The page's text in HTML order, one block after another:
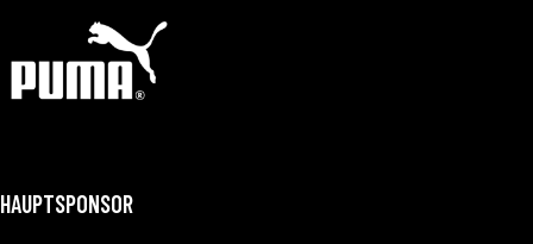
HAUPTSPONSOR